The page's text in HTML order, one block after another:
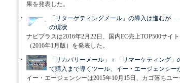
果を発表した。
「リターゲティングメール」の導入は進むが
の現状
ナビプラスは2016年2月22日、国内EC売上TOP500サイ
（2016年1月版）を発表した。
「リカバリーメール」＋「リマーケティング
て購入まで導くツール、イー・エージェンシー
イー・エージェンシーは2015年10月15日、カゴ落ちユ